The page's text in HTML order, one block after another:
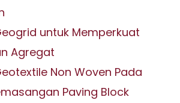
untuk Memperkuat
Agregat
Non Woven Pada
Paving Block